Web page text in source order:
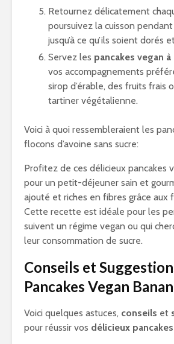
Retournez délicatement
poursuivez la cuisson pendant
jusqu’à ce qu’ils soient dorés
Servez les pancakes vegan à
vos accompagnements
sirop d’érable, des fruits frais
tartiner végétalienne.
Voici à quoi ressembleraient les
flocons d’avoine sans sucre:
Profitez de ces délicieux pancakes
pour un petit-déjeuner sain et
ajouté et riches en fibres grâce aux
Cette recette est idéale pour les
suivent un régime vegan ou qui
leur consommation de sucre.
Conseils et
Pancakes Vegan
Voici quelques astuces, conseils et
pour réussir vos délicieux